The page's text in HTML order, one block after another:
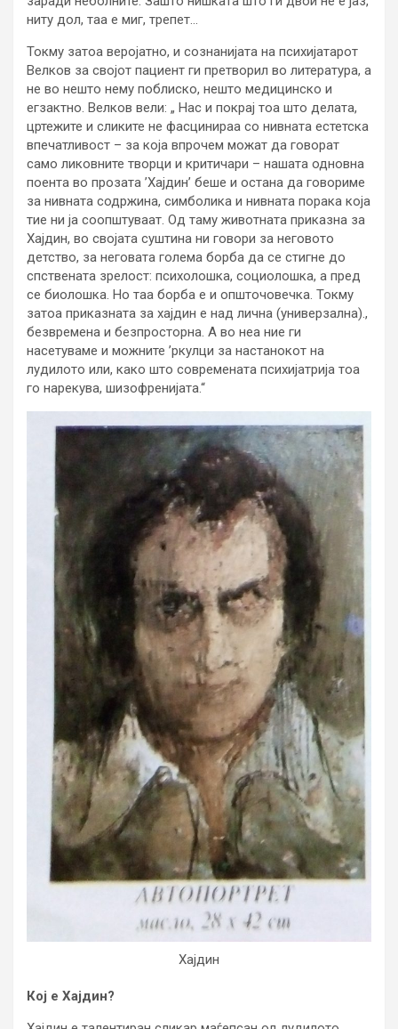
ниту дол, таа е миг, трепет…
Токму затоа веројатно, и сознанијата на психијатарот
Велков за својот пациент ги претворил во литература, а
не во нешто нему поблиско, нешто медицинско и
егзактно. Велков вели: „ Нас и покрај тоа што делата,
цртежите и сликите не фасцинираа со нивната естетска
впечатливост – за која впрочем можат да говорат
само ликовните творци и критичари – нашата одновна
поента во прозата ’Хајдин’ беше и остана да говориме
за нивната содржина, симболика и нивната порака која
тие ни ја соопштуваат. Од таму животната приказна за
Хајдин, во својата суштина ни говори за неговото
детство, за неговата голема борба да се стигне до
спствената зрелост: психолошка, социолошка, а пред
се биолошка. Но таа борба е и општочовечка. Токму
затоа приказната за хајдин е над лична (универзална).,
безвремена и безпросторна. А во неа ние ги
насетуваме и можните ’ркулци за настанокот на
лудилото или, како што современата психијатрија тоа
го нарекува, шизофренијата.“
Хајдин
Кој е Хајдин?